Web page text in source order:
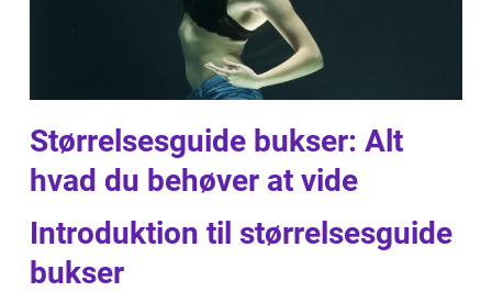
Størrelsesguide bukser: Alt
hvad du behøver at vide
Introduktion til størrelsesguide
bukser